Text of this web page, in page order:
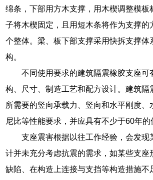
绵条，下部用方木支撑，用木楔调整模板
子将木楔固定，且用短木条将作为支撑的
个整体。梁、板下部支撑采用快拆支撑体
构。
不同使用要求的建筑隔震橡胶支座可
构、尺寸、制造工艺和配方设计。建筑隔
所需要的竖向承载力、竖向和水平刚度、
尼比等性能要求，并应具有不少于60年的
支座震害根据以往工作经验，会发现
计并未充分考虑抗震的需求，如某些支座
缺陷、在构造上连接与支挡等构造措施不